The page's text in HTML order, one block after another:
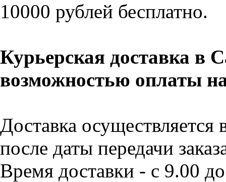
10000 рублей бесплатно.
Курьерская доставка в
возможностью оплаты
Доставка
после даты передачи
Время доставки - с 9.00